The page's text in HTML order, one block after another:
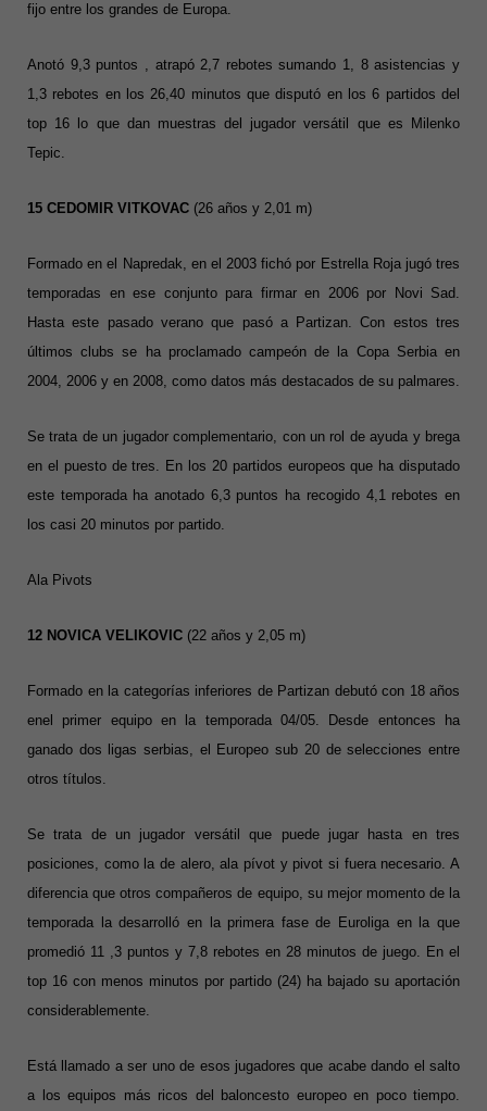
fijo entre los grandes de Europa.
Anotó 9,3 puntos , atrapó 2,7 rebotes sumando 1, 8 asistencias y
1,3 rebotes en los 26,40 minutos que disputó en los 6 partidos del
top 16 lo que dan muestras del jugador versátil que es Milenko
Tepic.
15 CEDOMIR VITKOVAC (26 años y 2,01 m)
Formado en el Napredak, en el 2003 fichó por Estrella Roja jugó tres
temporadas en ese conjunto para firmar en 2006 por Novi Sad.
Hasta este pasado verano que pasó a Partizan. Con estos tres
últimos clubs se ha proclamado campeón de la Copa Serbia en
2004, 2006 y en 2008, como datos más destacados de su palmares.
Se trata de un jugador complementario, con un rol de ayuda y brega
en el puesto de tres. En los 20 partidos europeos que ha disputado
este temporada ha anotado 6,3 puntos ha recogido 4,1 rebotes en
los casi 20 minutos por partido.
Ala Pivots
12 NOVICA VELIKOVIC (22 años y 2,05 m)
Formado en la categorías inferiores de Partizan debutó con 18 años
enel primer equipo en la temporada 04/05. Desde entonces ha
ganado dos ligas serbias, el Europeo sub 20 de selecciones entre
otros títulos.
Se trata de un jugador versátil que puede jugar hasta en tres
posiciones, como la de alero, ala pívot y pivot si fuera necesario. A
diferencia que otros compañeros de equipo, su mejor momento de la
temporada la desarrolló en la primera fase de Euroliga en la que
promedió 11 ,3 puntos y 7,8 rebotes en 28 minutos de juego. En el
top 16 con menos minutos por partido (24) ha bajado su aportación
considerablemente.
Está llamado a ser uno de esos jugadores que acabe dando el salto
a los equipos más ricos del baloncesto europeo en poco tiempo.